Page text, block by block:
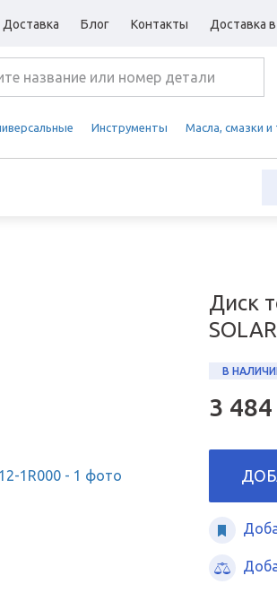
Доставка Блог Контакты Доставка
Инструменты Масла, смазки и
Диск
В
3 484